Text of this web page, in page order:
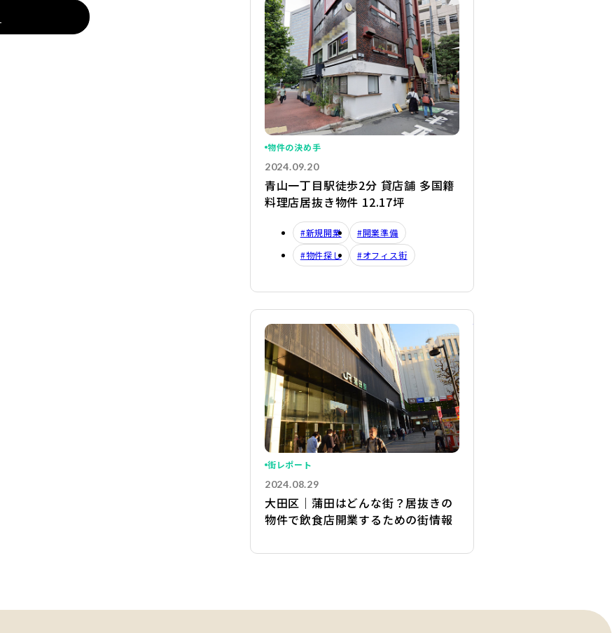
物件の決め手
2024.09.20
青山一丁目駅徒歩2分 貸店舗 多国籍
料理店居抜き物件 12.17坪
#新規開業
#開業準備
#物件探し
#オフィス街
街レポート
2024.08.29
大田区｜蒲田はどんな街？居抜きの
物件で飲食店開業するための街情報
詳細を見る